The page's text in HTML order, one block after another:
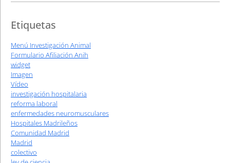
Etiquetas
Menú Investigación Animal
Formulario Afiliación Anih
widget
Imagen
Vídeo
investigación hospitalaria
reforma laboral
enfermedades neuromusculares
Hospitales Madrileños
Comunidad Madrid
Madrid
colectivo